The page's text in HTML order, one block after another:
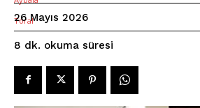
26 Mayıs 2026
8 dk. okuma süresi